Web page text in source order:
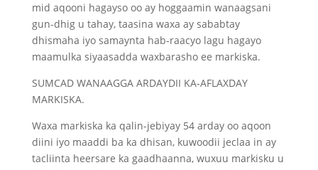
mid aqooni hagayso oo ay hoggaamin wanaagsani
gun-dhig u tahay, taasina waxa ay sababtay
dhismaha iyo samaynta hab-raacyo lagu hagayo
maamulka siyaasadda waxbarasho ee markiska.
SUMCAD WANAAGGA ARDAYDII KA-AFLAXDAY
MARKISKA.
Waxa markiska ka qalin-jebiyay 54 arday oo aqoon
diini iyo maaddi ba ka dhisan, kuwoodii jeclaa in ay
tacliinta heersare ka gaadhaanna, wuxuu markisku u